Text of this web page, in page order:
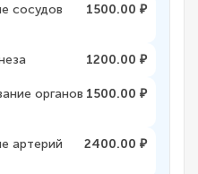
сосудов
1500.00 ₽
1200.00 ₽
органов 1500.00 ₽
артерий
2400.00 ₽